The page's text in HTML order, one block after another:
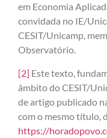
em Economia
convidada no IE/
CESIT/Unicamp,
Observatório.
[2] Este texto,
âmbito do CESIT/
de artigo publicado
com o mesmo título,
https://